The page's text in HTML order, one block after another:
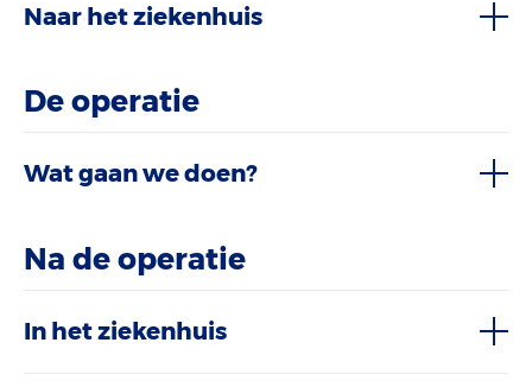
Naar het ziekenhuis
De operatie
Wat gaan we doen?
Na de operatie
In het ziekenhuis